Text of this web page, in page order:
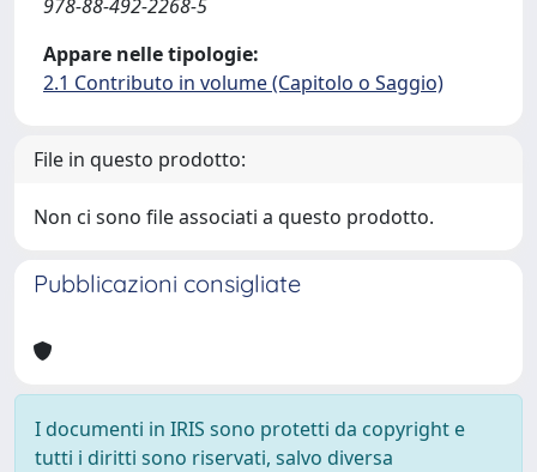
978-88-492-2268-5
Appare nelle tipologie:
2.1 Contributo in volume (Capitolo o Saggio)
File in questo prodotto:
Non ci sono file associati a questo prodotto.
Pubblicazioni consigliate
I documenti in IRIS sono protetti da copyright e
tutti i diritti sono riservati, salvo diversa